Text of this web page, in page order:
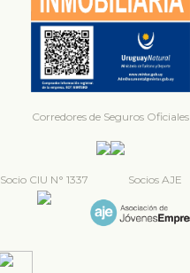
Corredores de Seguros Oficiales
Socio CIU N° 1337 Socios AJE